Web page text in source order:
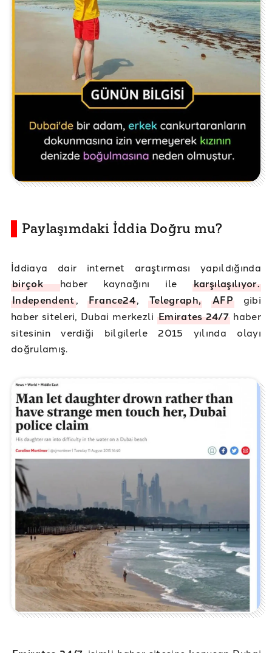
Paylaşımdaki İddia Doğru mu?
İddiaya dair internet araştırması yapıldığında
birçokhaber kaynağını ilekarşılaşılıyor.
Independent, France24,Telegraph, AFP gibi
haber siteleri, Dubai merkezli Emirates 24/7 haber
sitesinin verdiği bilgilerle 2015 yılında olayı
doğrulamış.